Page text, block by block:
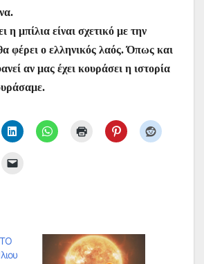
η μπίλια είναι σχετικό με την
φέρει ο ελληνικός λαός. Όπως και
αν μας έχει κουράσει η ιστορία